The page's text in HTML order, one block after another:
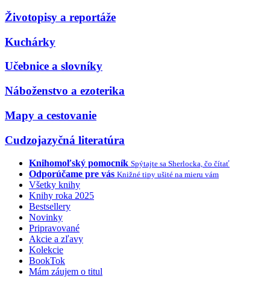
Životopisy a reportáže
Kuchárky
Učebnice a slovníky
Náboženstvo a ezoterika
Mapy a cestovanie
Cudzojazyčná literatúra
Knihomoľský pomocník Spýtajte sa Sherlocka, čo čítať
Odporúčame pre vás Knižné tipy ušité na mieru vám
Všetky knihy
Knihy roka 2025
Bestsellery
Novinky
Pripravované
Akcie a zľavy
Kolekcie
BookTok
Mám záujem o titul